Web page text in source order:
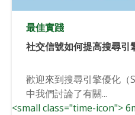
最佳實踐
社交信號如何提高搜尋引
歡迎來到搜尋引擎優化（
中我們討論了有關...
<small class="time-icon">